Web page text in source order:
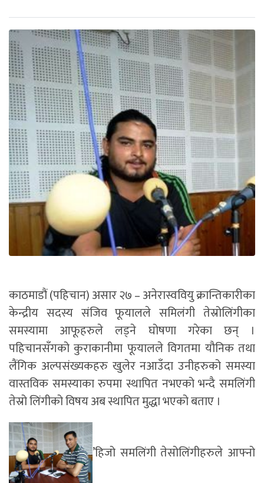
काठमाडौं (पहिचान) असार २७ – अनेरास्ववियु क्रान्तिकारीका
केन्द्रीय सदस्य संजिव फूयालले समिलंगी तेस्रोलिंगीका
समस्यामा आफूहरुले लड्ने घोषणा गरेका छन् ।
पहिचानसँगको कुराकानीमा फूयालले विगतमा यौनिक तथा
लैंगिक अल्पसंख्यकहरु खुलेर नआउँदा उनीहरुको समस्या
वास्तविक समस्याका रुपमा स्थापित नभएको भन्दै समलिंगी
तेस्रो लिंगीको विषय अब स्थापित मुद्धा भएको बताए ।
’हिजो समलिंगी तेसोलिंगीहरुले आफ्नो